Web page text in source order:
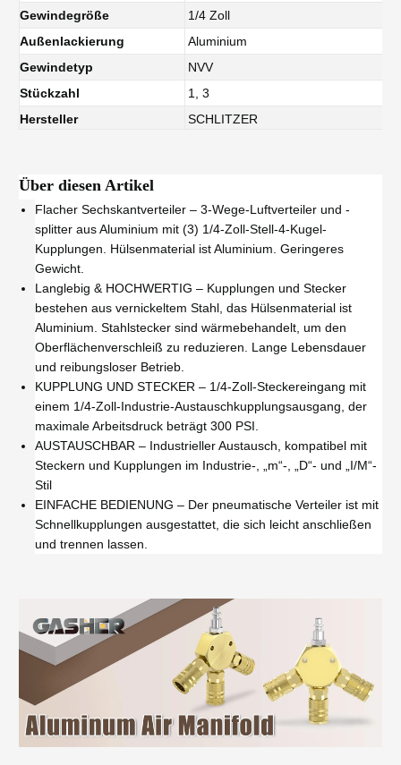
Gewindegröße
1/4 Zoll
Außenlackierung
Aluminium
Gewindetyp
NVV
Stückzahl
1, 3
Hersteller
SCHLITZER
Über diesen Artikel
Flacher Sechskantverteiler – 3-Wege-Luftverteiler und -
splitter aus Aluminium mit (3) 1/4-Zoll-Stell-4-Kugel-
Kupplungen. Hülsenmaterial ist Aluminium. Geringeres
Gewicht.
Langlebig & HOCHWERTIG – Kupplungen und Stecker
bestehen aus vernickeltem Stahl, das Hülsenmaterial ist
Aluminium. Stahlstecker sind wärmebehandelt, um den
Oberflächenverschleiß zu reduzieren. Lange Lebensdauer
und reibungsloser Betrieb.
KUPPLUNG UND STECKER – 1/4-Zoll-Steckereingang mit
einem 1/4-Zoll-Industrie-Austauschkupplungsausgang, der
maximale Arbeitsdruck beträgt 300 PSI.
AUSTAUSCHBAR – Industrieller Austausch, kompatibel mit
Steckern und Kupplungen im Industrie-, „m“-, „D“- und „I/M“-
Stil
EINFACHE BEDIENUNG – Der pneumatische Verteiler ist mit
Schnellkupplungen ausgestattet, die sich leicht anschließen
und trennen lassen.